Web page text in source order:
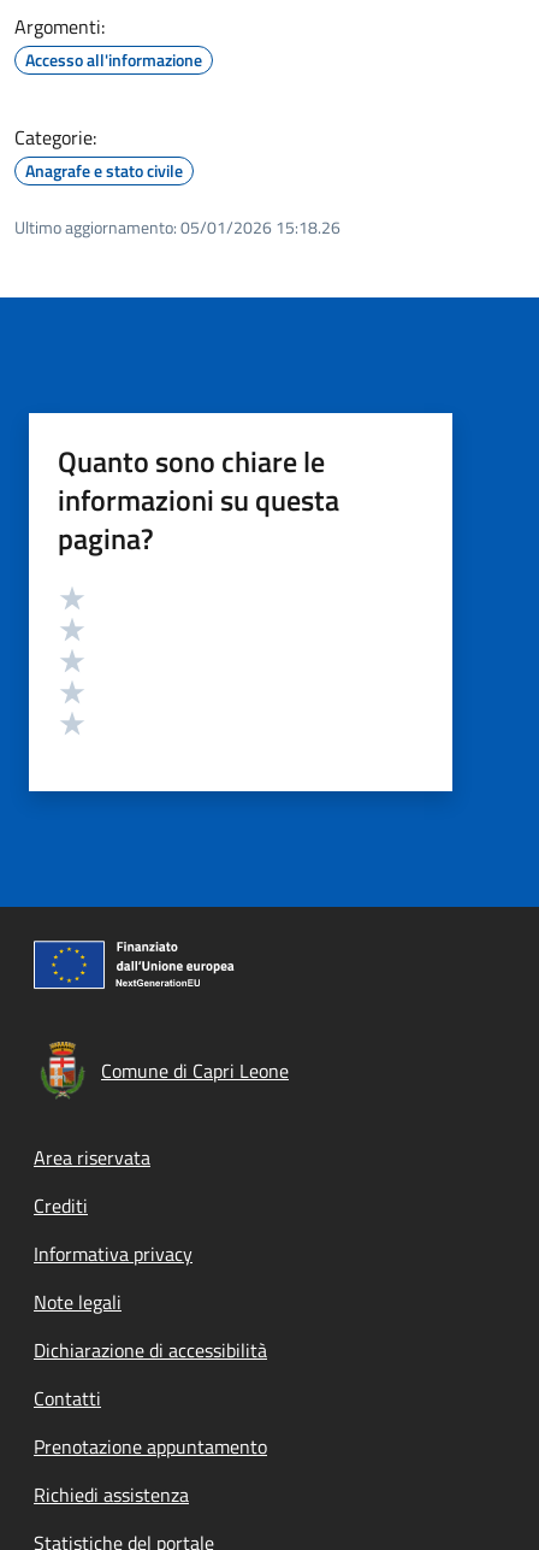
Argomenti:
Accesso all'informazione
Categorie:
Anagrafe e stato civile
Ultimo aggiornamento:05/01/2026 15:18.26
Quanto sono chiare le
informazioni su questa
pagina?
Valutazione
Comune di Capri Leone
Footer menu
Area riservata
Crediti
Informativa privacy
Note legali
Dichiarazione di accessibilità
Contatti
Prenotazione appuntamento
Richiedi assistenza
Statistiche del portale